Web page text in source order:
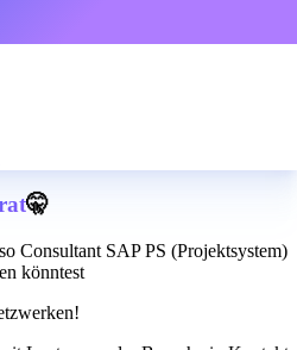
🤫
Consultant SAP PS (Projektsystem)
könntest